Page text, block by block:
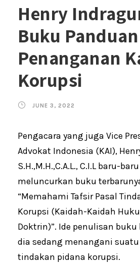
Henry
Buku Panduan
Penanganan
Korupsi
JUNE 3, 2022
Pengacara yang juga Vice
Advokat Indonesia (KAI),
S.H.,M.H.,C.A.L., C.I.L baru-
meluncurkan buku
“Memahami Tafsir Pasal
Korupsi (Kaidah-Kaidah
Doktrin)”. Ide penulisan
dia sedang menangani suatu
tindakan pidana korupsi.